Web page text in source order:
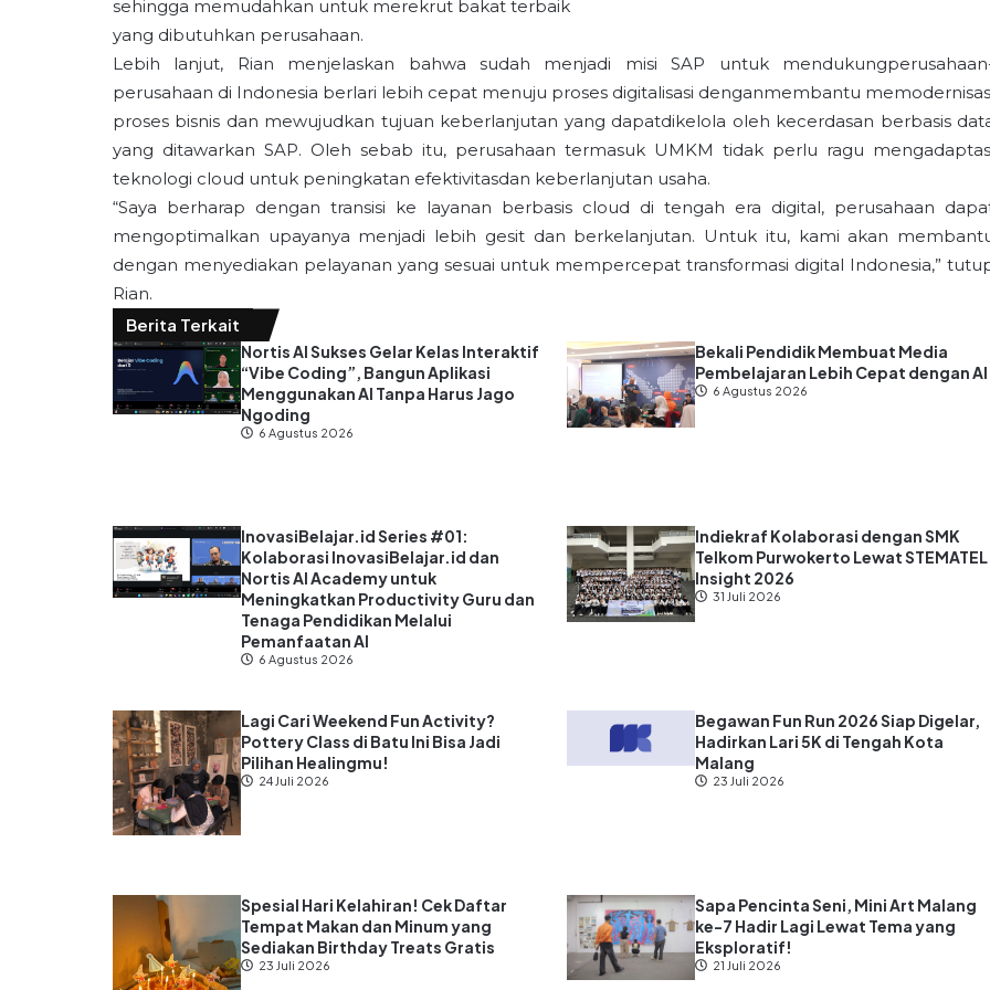
sehingga memudahkan untuk merekrut bakat terbaik
yang dibutuhkan perusahaan.
Lebih lanjut, Rian menjelaskan bahwa sudah menjadi misi SAP untuk
perusahaan di Indonesia berlari lebih cepat menuju proses digitalisasi denganmembantu
proses bisnis dan mewujudkan tujuan keberlanjutan yang dapatdikelola oleh kecerdasan berbasis
yang ditawarkan SAP. Oleh sebab itu, perusahaan termasuk UMKM tidak perlu ragu
teknologi cloud untuk peningkatan efektivitasdan keberlanjutan usaha.
“Saya berharap dengan transisi ke layanan berbasis cloud di tengah era digital, perusahaan
mengoptimalkan upayanya menjadi lebih gesit dan berkelanjutan. Untuk itu, kami akan
dengan menyediakan pelayanan yang sesuai untuk mempercepat transformasi digital Indonesia,”
Rian.
Berita Terkait
Nortis AI Sukses Gelar Kelas Interaktif
“Vibe Coding”, Bangun Aplikasi
Menggunakan AI Tanpa Harus Jago
Ngoding
6 Agustus 2026
Bekali Pendidik Membuat Media
Pembelajaran Lebih Cepat dengan AI
6 Agustus 2026
InovasiBelajar.id Series #01:
Kolaborasi InovasiBelajar.id dan
Nortis AI Academy untuk
Meningkatkan Productivity Guru dan
Tenaga Pendidikan Melalui
Pemanfaatan AI
6 Agustus 2026
Indiekraf Kolaborasi dengan SMK
Telkom Purwokerto Lewat STEMATEL
Insight 2026
31 Juli 2026
Lagi Cari Weekend Fun Activity?
Pottery Class di Batu Ini Bisa Jadi
Pilihan Healingmu!
24 Juli 2026
Begawan Fun Run 2026 Siap Digelar,
Hadirkan Lari 5K di Tengah Kota
Malang
23 Juli 2026
Spesial Hari Kelahiran! Cek Daftar
Tempat Makan dan Minum yang
Sediakan Birthday Treats Gratis
23 Juli 2026
Sapa Pencinta Seni, Mini Art Malang
ke-7 Hadir Lagi Lewat Tema yang
Eksploratif!
21 Juli 2026